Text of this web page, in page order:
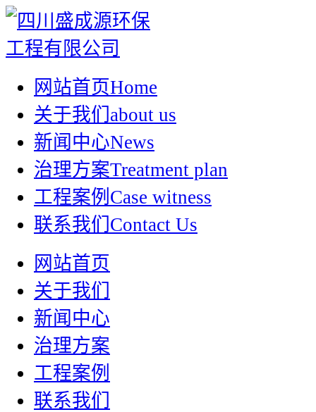
网站首页Home
关于我们 about us
新闻中心News
治理方案Treatment plan
工程案例 Case witness
联系我们 Contact Us
网站首页
关于我们
新闻中心
治理方案
工程案例
联系我们